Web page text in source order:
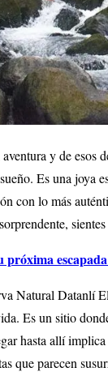
y de esos
Es una joya
con lo más
próxima
Natural Datanlí
Es un sitio
hasta allí
que parecen